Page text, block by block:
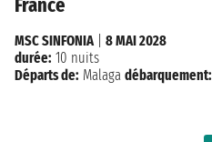
France
MSC SINFONIA| 8 MAI 2028
durée: 10 nuits
Départs de: Malaga débarquement: